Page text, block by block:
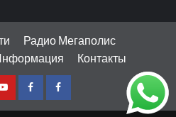
Радио Мегаполис
Контакты
Youtube
FB1 FB2